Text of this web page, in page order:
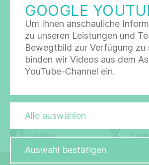
Ich stimme den
Nachricht abschicken
teilen
GOOGLE
Um Ihnen anschauliche
zu unseren Leistungen und
Bewegtbild zur Verfügung zu
binden wir Videos aus dem
YouTube-Channel ein.
Alle auswählen
Auswahl bestätigen